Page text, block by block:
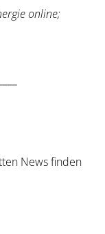
online;
News finden